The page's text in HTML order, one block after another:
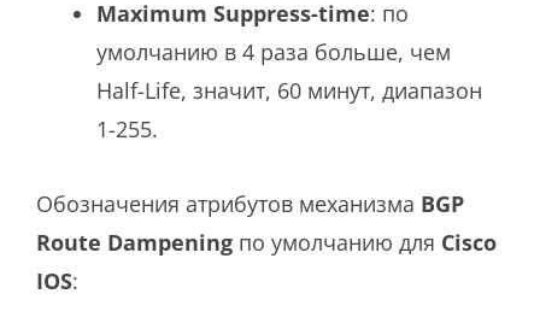
Maximum Suppress-time: по
умолчанию в 4 раза больше, чем
Half-Life, значит, 60 минут, диапазон
1-255.
Обозначения атрибутов механизма BGP
Route Dampening по умолчанию для Cisco
IOS: